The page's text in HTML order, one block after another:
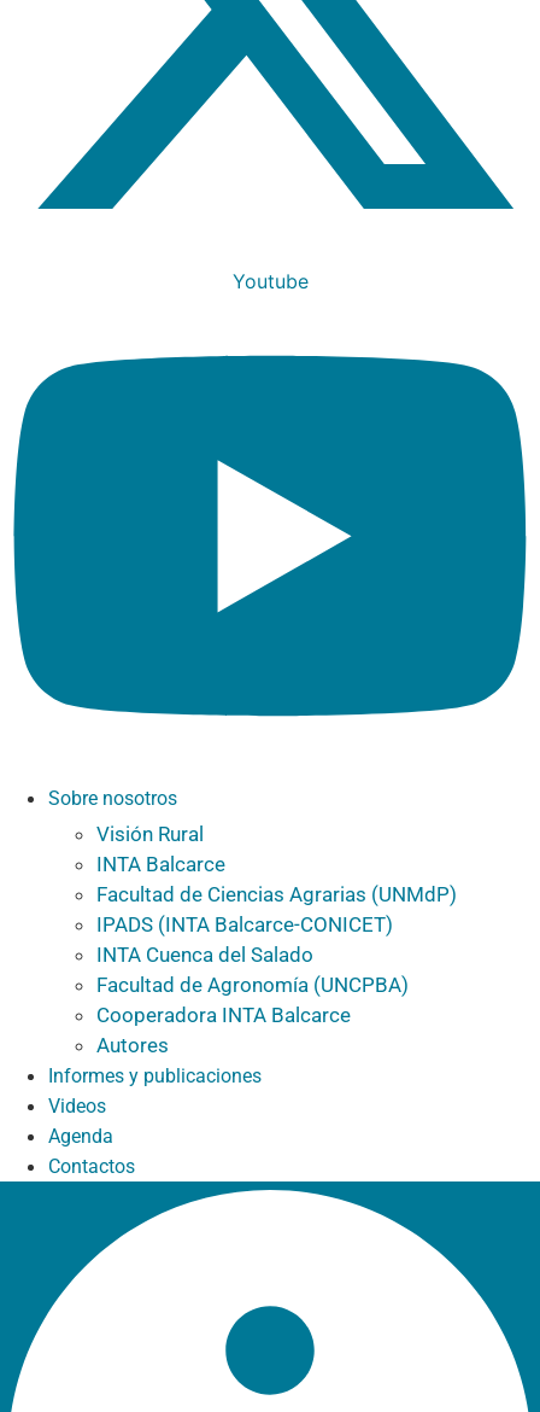
Youtube
Sobre nosotros
Visión Rural
INTA Balcarce
Facultad de Ciencias Agrarias (UNMdP)
IPADS (INTA Balcarce-CONICET)
INTA Cuenca del Salado
Facultad de Agronomía (UNCPBA)
Cooperadora INTA Balcarce
Autores
Informes y publicaciones
Videos
Agenda
Contactos